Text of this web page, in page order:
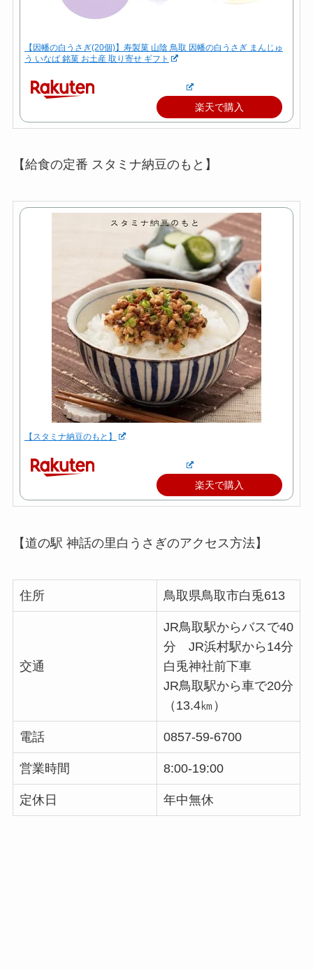
【因幡の白うさぎ(20個)】寿製菓 山陰 鳥取 因幡の白うさぎ まんじゅ
う いなば 銘菓 お土産 取り寄せ ギフト
楽天で購入
【給食の定番 スタミナ納豆のもと】
【スタミナ納豆のもと】
楽天で購入
【道の駅 神話の里白うさぎのアクセス方法】
住所 鳥取県鳥取市白兎613
交通
JR鳥取駅からバスで40
分 JR浜村駅から14分
白兎神社前下車
JR鳥取駅から車で20分
（13.4㎞）
電話 0857-59-6700
営業時間 8:00-19:00
定休日 年中無休